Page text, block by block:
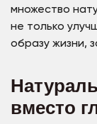
множество
не только
образу жизни,
вместо